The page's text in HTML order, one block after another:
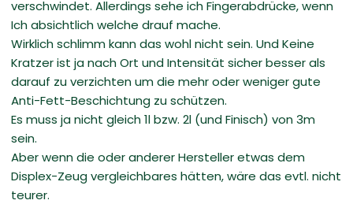
verschwindet. Allerdings sehe ich Fingerabdrücke, wenn
Ich absichtlich welche drauf mache.
Wirklich schlimm kann das wohl nicht sein. Und Keine
Kratzer ist ja nach Ort und Intensität sicher besser als
darauf zu verzichten um die mehr oder weniger gute
Anti-Fett-Beschichtung zu schützen.
Es muss ja nicht gleich 1l bzw. 2l (und Finisch) von 3m
sein.
Aber wenn die oder anderer Hersteller etwas dem
Displex-Zeug vergleichbares hätten, wäre das evtl. nicht
teurer.